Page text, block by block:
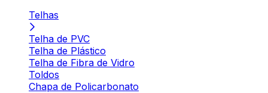
Telhas
Telha de PVC
Telha de Plástico
Telha de Fibra de Vidro
Toldos
Chapa de Policarbonato